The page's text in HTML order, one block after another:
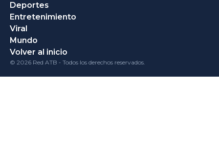
Deportes
Entretenimiento
Viral
Mundo
Volver al inicio
© 2026 Red ATB - Todos los derechos reservados.